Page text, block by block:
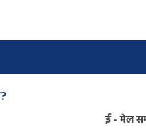
ई - मेल